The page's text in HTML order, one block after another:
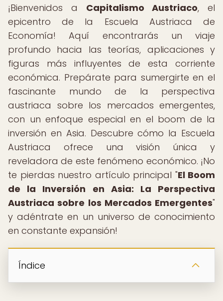
¡Bienvenidos a Capitalismo Austriaco, el
epicentro de la Escuela Austriaca de
Economía! Aquí encontrarás un viaje
profundo hacia las teorías, aplicaciones y
figuras más influyentes de esta corriente
económica. Prepárate para sumergirte en el
fascinante mundo de la perspectiva
austriaca sobre los mercados emergentes,
con un enfoque especial en el boom de la
inversión en Asia. Descubre cómo la Escuela
Austriaca ofrece una visión única y
reveladora de este fenómeno económico. ¡No
te pierdas nuestro artículo principal "El Boom
de la Inversión en Asia: La Perspectiva
Austriaca sobre los Mercados Emergentes"
y adéntrate en un universo de conocimiento
en constante expansión!
Índice